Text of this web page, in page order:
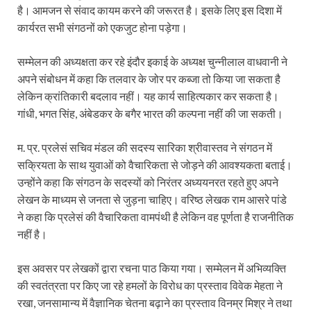
है। आमजन से संवाद कायम करने की जरूरत है। इसके लिए इस दिशा में
कार्यरत सभी संगठनों को एकजुट होना पड़ेगा।
सम्मेलन की अध्यक्षता कर रहे इंदौर इकाई के अध्यक्ष चुन्नीलाल वाधवानी ने
अपने संबोधन में कहा कि तलवार के जोर पर कब्जा तो किया जा सकता है
लेकिन क्रांतिकारी बदलाव नहीं। यह कार्य साहित्यकार कर सकता है।
गांधी, भगत सिंह, अंबेडकर के बगैर भारत की कल्पना नहीं की जा सकती।
म. प्र. प्रलेसं सचिव मंडल की सदस्य सारिका श्रीवास्तव ने संगठन में
सक्रियता के साथ युवाओं को वैचारिकता से जोड़ने की आवश्यकता बताई।
उन्होंने कहा कि संगठन के सदस्यों को निरंतर अध्ययनरत रहते हुए अपने
लेखन के माध्यम से जनता से जुड़ना चाहिए। वरिष्ठ लेखक राम आसरे पांडे
ने कहा कि प्रलेसं की वैचारिकता वामपंथी है लेकिन वह पूर्णता है राजनीतिक
नहीं है।
इस अवसर पर लेखकों द्वारा रचना पाठ किया गया। सम्मेलन में अभिव्यक्ति
की स्वतंत्रता पर किए जा रहे हमलों के विरोध का प्रस्ताव विवेक मेहता ने
रखा, जनसामान्य में वैज्ञानिक चेतना बढ़ाने का प्रस्ताव विनम्र मिश्र ने तथा